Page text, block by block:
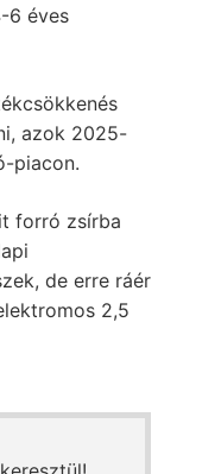
6 éves
azok 2025-
piacon.
forró zsírba
de erre ráér
2,5